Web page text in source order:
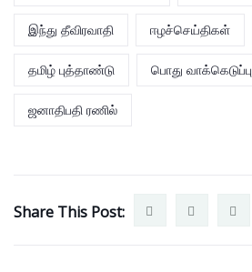
இந்து தீவிரவாதி ஈழச்செய்திகள்
தமிழ் புத்தாண்டு பொது வாக்கெடுப்பு
ஜனாதிபதி ரணில்
Share This Post: